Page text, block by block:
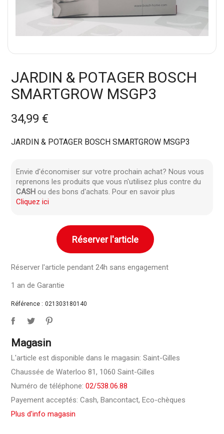
JARDIN & POTAGER BOSCH
SMARTGROW MSGP3
34,99 €
JARDIN & POTAGER BOSCH SMARTGROW MSGP3
Envie d'économiser sur votre prochain achat? Nous vous
reprenons les produits que vous n'utilisez plus contre du
CASH ou des bons d'achats. Pour en savoir plus
Cliquez ici
Réserver l'article
Réserver l'article pendant 24h sans engagement
1 an de Garantie
Référence : 021303180140
Magasin
L'article est disponible dans le magasin: Saint-Gilles
Chaussée de Waterloo 81, 1060 Saint-Gilles
Numéro de téléphone:02/538.06.88
Payement acceptés: Cash, Bancontact, Eco-chèques
Plus d'info magasin